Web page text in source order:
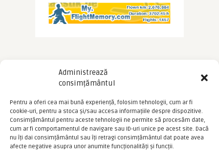
Administrează
consimțământul
Pentru a oferi cea mai bună experiență, folosim tehnologii, cum ar fi
cookie-uri, pentru a stoca și/sau accesa informațiile despre dispozitive.
Consimțământul pentru aceste tehnologii ne permite să procesăm date,
cum ar fi comportamentul de navigare sau ID-uri unice pe acest site. Dacă
nu îți dai consimțământul sau îți retragi consimțământul dat poate avea
afecte negative asupra unor anumite funcționalități și funcții.